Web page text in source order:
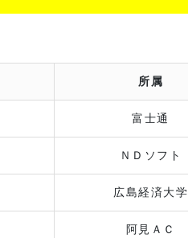
所属
富士通
ＮＤソフト
広島経済大学
阿見ＡＣ